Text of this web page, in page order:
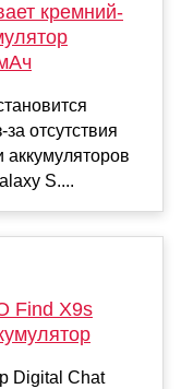
кремний-
отсутствия
аккумуляторов
S....
Find X9s
Digital Chat